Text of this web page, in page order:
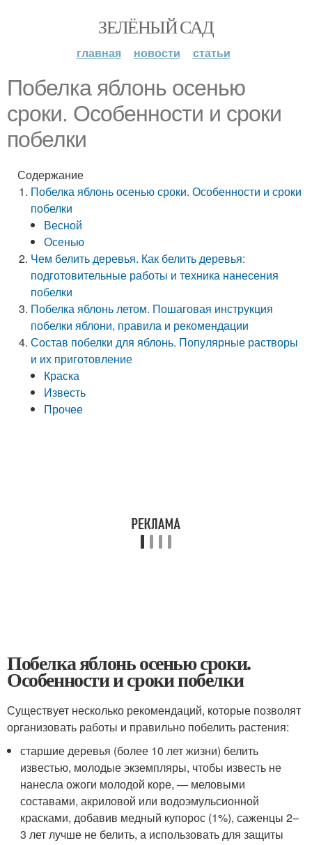
ЗЕЛЁНЫЙ САД
главная новости статьи
Побелка яблонь осенью
сроки. Особенности и сроки
побелки
Содержание
Побелка яблонь осенью сроки. Особенности и сроки
побелки
Весной
Осенью
Чем белить деревья. Как белить деревья:
подготовительные работы и техника нанесения
побелки
Побелка яблонь летом. Пошаговая инструкция
побелки яблони, правила и рекомендации
Состав побелки для яблонь. Популярные растворы
и их приготовление
Краска
Известь
Прочее
Побелка яблонь осенью сроки.
Особенности и сроки побелки
Существует несколько рекомендаций, которые позволят
организовать работы и правильно побелить растения:
старшие деревья (более 10 лет жизни) белить
известью, молодые экземпляры, чтобы известь не
нанесла ожоги молодой коре, — меловыми
составами, акриловой или водоэмульсионной
красками, добавив медный купорос (1%), саженцы 2–
3 лет лучше не белить, а использовать для защиты